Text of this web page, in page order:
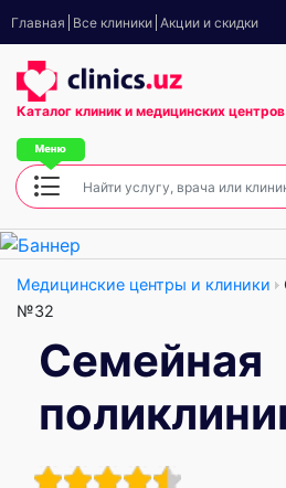
Главная Все клиники Акции и скидки
Каталог клиник и медицинских центров
Медицинские центры и клиники
№32
Семейная